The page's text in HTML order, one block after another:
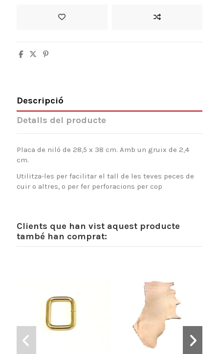
Descripció
Detalls del producte
Placa de niló de 28,5 x 38 cm. Amb un gruix de 2,4
cm.
Utilitza-les per facilitar el tall de les teves peces de
cuir o altres, o per fer perforacions per cop
Clients que han vist aquest producte
també han comprat: